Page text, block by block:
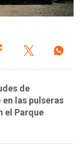
de
las pulseras
el Parque